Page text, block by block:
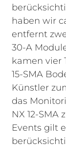
haben wir
entfernt
30-A
kamen vier
15-SMA
Künstler
das
NX 12-SMA
Events gilt